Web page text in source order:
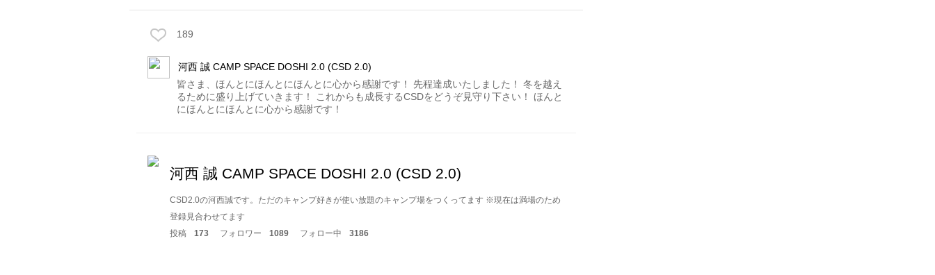
189
河西 誠 CAMP SPACE DOSHI 2.0 (CSD 2.0)
皆さま、ほんとにほんとにほんとに心から感謝です！ 先程達成いたしました！ 冬を越え
るために盛り上げていきます！ これからも成長するCSDをどうぞ見守り下さい！ ほんと
にほんとにほんとに心から感謝です！
河西 誠 CAMP SPACE DOSHI 2.0 (CSD 2.0)
CSD2.0の河西誠です。ただのキャンプ好きが使い放題のキャンプ場をつくってます ※現在は満場のため
登録見合わせてます
投稿
173 フォロワー 1089 フォロー中 3186